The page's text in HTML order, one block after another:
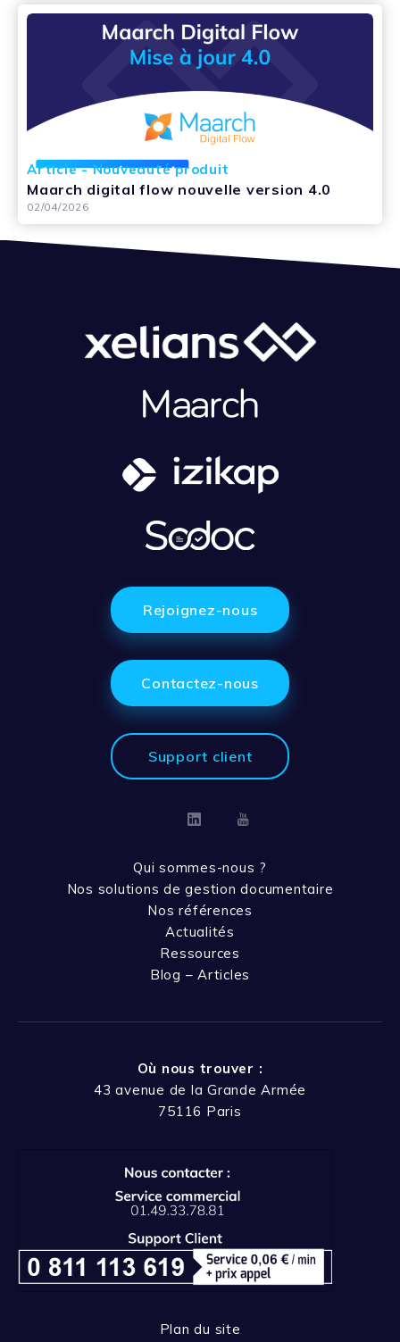
Article - Nouveauté produit
Maarch digital flow nouvelle version 4.0
02/04/2026
Rejoignez-nous
Contactez-nous
Support client
LinkedinYoutube
Qui sommes-nous ?
Nos solutions de gestion documentaire
Nos références
Actualités
Ressources
Blog – Articles
Où nous trouver :
43 avenue de la Grande Armée
75116 Paris
Plan du site